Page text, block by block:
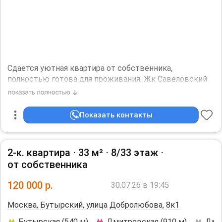
Сдается уютная квартира от собственника,
полностью готова для проживания. Жк Савеловский
сити, в шаговой доступности м. Дмитровская, м.
множеством ресторанов, магазинов.
Апартаменты 41 м2, с выделеной спальней, гостиной
с раскладным диааном, полноценной кухней с
посудомойка, плита, холодильник, кофемашина,
чайник). Большая ванная комната, гардеробная
пылесос, набор для влажной уборки, постельное
белье, посуда. Чистая, уютная квартира подойдет для
одного человека или небольшой семьи. Сдается
Показать контакты
2-к. квартира ⋅ 33 м² ⋅ 8/33 этаж ⋅
от собственника
120 000 р. 30.07.26 в 19:45
Москва, Бутырский, улица Добролюбова, 8к1